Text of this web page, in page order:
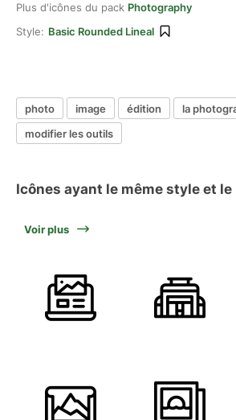
Plus d'icônes du pack Photography
Style: Basic Rounded Lineal
photo image édition
la
modifier les outils
Icônes ayant le même style et
Voir plus